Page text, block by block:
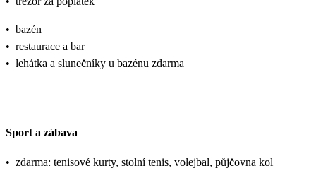
• bazén
• restaurace a bar
• lehátka a slunečníky u bazénu zdarma
Sport a zábava
• zdarma: tenisové kurty, stolní tenis, volejbal, půjčovna kol